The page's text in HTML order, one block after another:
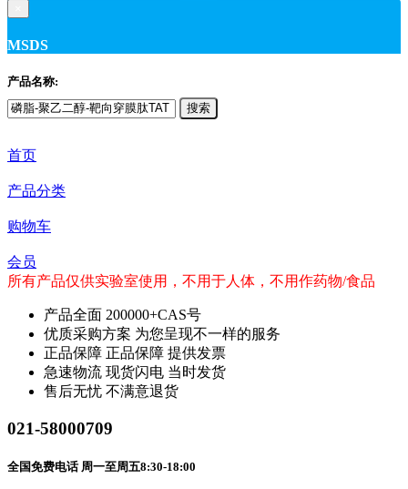
MSDS
产品名称:
搜索
首页
产品分类
购物车
会员
所有产品仅供实验室使用，不用于人体，不用作药物/食品
产品全面 200000+CAS号
优质采购方案 为您呈现不一样的服务
正品保障 正品保障 提供发票
急速物流 现货闪电 当时发货
售后无忧 不满意退货
021-58000709
全国免费电话 周一至周五8:30-18:00